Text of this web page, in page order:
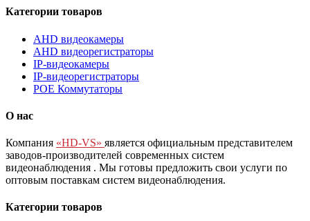
Категории товаров
AHD видеокамеры
AHD видеорегистраторы
IP-видеокамеры
IP-видеорегистраторы
POE Коммутаторы
О нас
Компания «HD-VS» является официальным представителем
заводов-производителей современных систем
видеонаблюдения . Мы готовы предложить свои услуги по
оптовым поставкам систем видеонаблюдения.
Категории товаров